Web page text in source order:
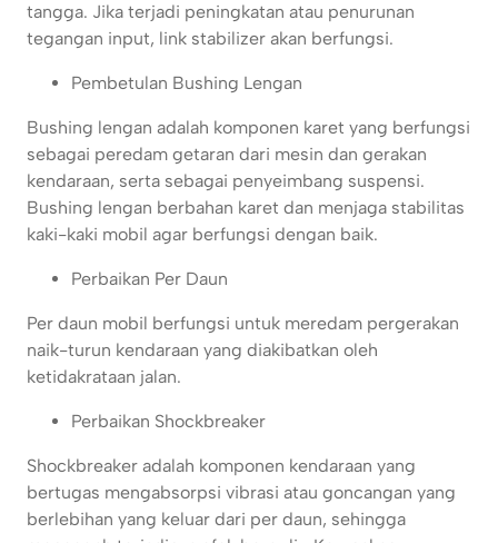
tangga. Jika terjadi peningkatan atau penurunan
tegangan input, link stabilizer akan berfungsi.
Pembetulan Bushing Lengan
Bushing lengan adalah komponen karet yang berfungsi
sebagai peredam getaran dari mesin dan gerakan
kendaraan, serta sebagai penyeimbang suspensi.
Bushing lengan berbahan karet dan menjaga stabilitas
kaki-kaki mobil agar berfungsi dengan baik.
Perbaikan Per Daun
Per daun mobil berfungsi untuk meredam pergerakan
naik-turun kendaraan yang diakibatkan oleh
ketidakrataan jalan.
Perbaikan Shockbreaker
Shockbreaker adalah komponen kendaraan yang
bertugas mengabsorpsi vibrasi atau goncangan yang
berlebihan yang keluar dari per daun, sehingga